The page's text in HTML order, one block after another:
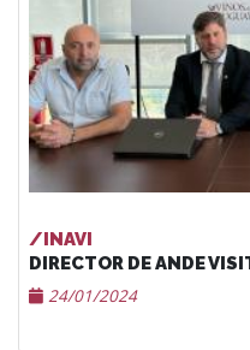
/INAVI
DIRECTOR DE ANDE
24/01/2024